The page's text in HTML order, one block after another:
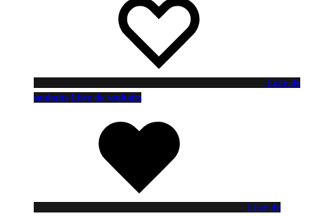
Liste de
souhaits Liste de souhaits
Liste de